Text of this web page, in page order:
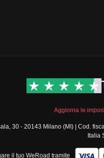
Aggiorna le
30 - 20143 Milano (MI) | Cod.
Italia
il tuo WeRoad tramite